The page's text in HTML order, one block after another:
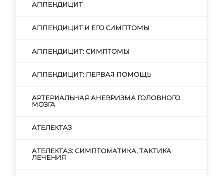
АППЕНДИЦИТ
АППЕНДИЦИТ И ЕГО СИМПТОМЫ
АППЕНДИЦИТ: СИМПТОМЫ
АППЕНДИЦИТ: ПЕРВАЯ ПОМОЩЬ
АРТЕРИАЛЬНАЯ АНЕВРИЗМА ГОЛОВНОГО
МОЗГА
АТЕЛЕКТАЗ
АТЕЛЕКТАЗ: СИМПТОМАТИКА, ТАКТИКА
ЛЕЧЕНИЯ